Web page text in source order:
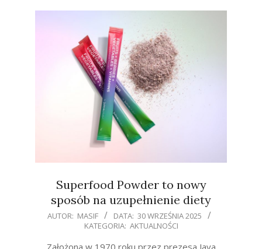
Superfood Powder to nowy
sposób na uzupełnienie diety
2025-
AUTOR: MASIF DATA: 30 WRZEŚNIA 2025
KATEGORIA: AKTUALNOŚCI